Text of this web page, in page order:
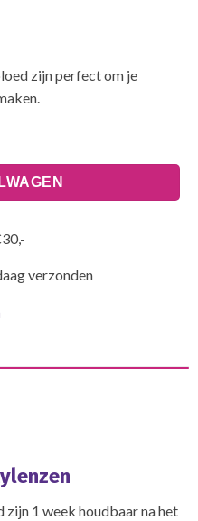
zijn perfect om je
verzonden
1 week houdbaar na het